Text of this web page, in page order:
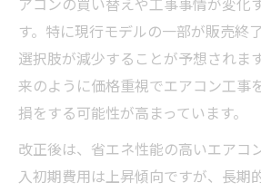
アコンの買い替えや工事事情が変化
す。特に現行モデルの一部が販売終
選択肢が減少することが予想されま
来のように価格重視でエアコン工事
損をする可能性が高まっています。
改正後は、省エネ性能の高いエアコ
入初期費用は上昇傾向ですが、長期